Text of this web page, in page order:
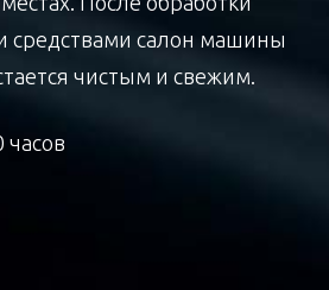
средствами салон машины
чистым и свежим.
часов